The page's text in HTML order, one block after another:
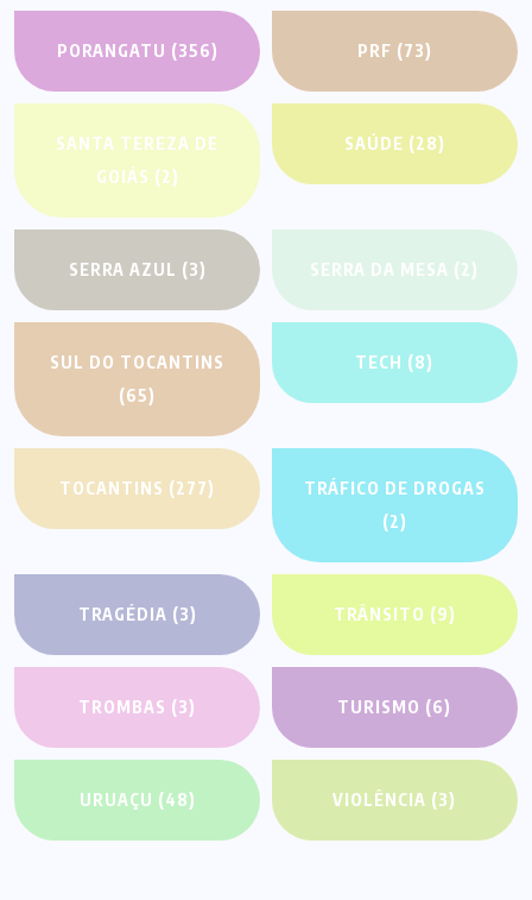
PORANGATU (356) PRF (73)
SANTA TEREZA DE
GOIÁS (2)
SAÚDE (28)
SERRA AZUL (3) SERRA DA MESA (2)
SUL DO TOCANTINS
(65)
TECH (8)
TOCANTINS (277)
TRÁFICO DE DROGAS
(2)
TRAGÉDIA (3) TRÂNSITO (9)
TROMBAS (3) TURISMO (6)
URUAÇU (48) VIOLÊNCIA (3)